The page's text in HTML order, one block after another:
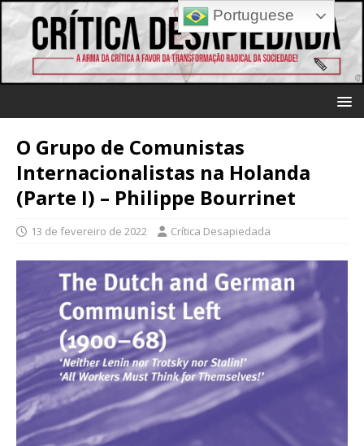
O Grupo de Comunistas
Internacionalistas na Holanda
(Parte I) – Philippe Bourrinet
13 de fevereiro de 2022 Crítica Desapiedada
Portuguese